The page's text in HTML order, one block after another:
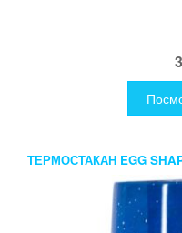
ТЕРМОСТАКАН EGG